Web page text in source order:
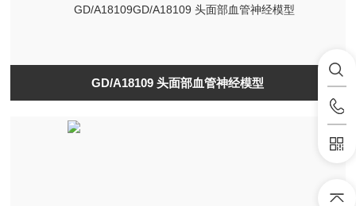
GD/A18109 头面部血管神经模型